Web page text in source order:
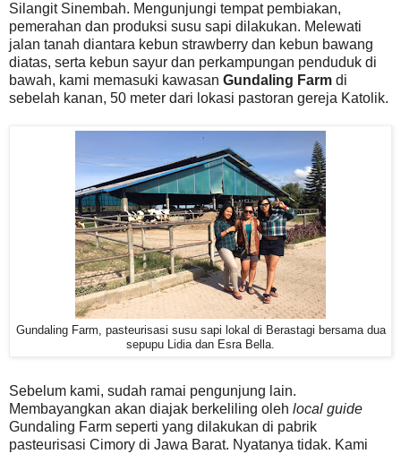
Silangit Sinembah. Mengunjungi tempat pembiakan,
pemerahan dan produksi susu sapi dilakukan. Melewati
jalan tanah diantara kebun strawberry dan kebun bawang
diatas, serta kebun sayur dan perkampungan penduduk di
bawah, kami memasuki kawasan Gundaling Farm di
sebelah kanan, 50 meter dari lokasi pastoran gereja Katolik.
Gundaling Farm, pasteurisasi susu sapi lokal di Berastagi bersama dua
sepupu Lidia dan Esra Bella.
Sebelum kami, sudah ramai pengunjung lain.
Membayangkan akan diajak berkeliling oleh local guide
Gundaling Farm seperti yang dilakukan di pabrik
pasteurisasi Cimory di Jawa Barat. Nyatanya tidak. Kami